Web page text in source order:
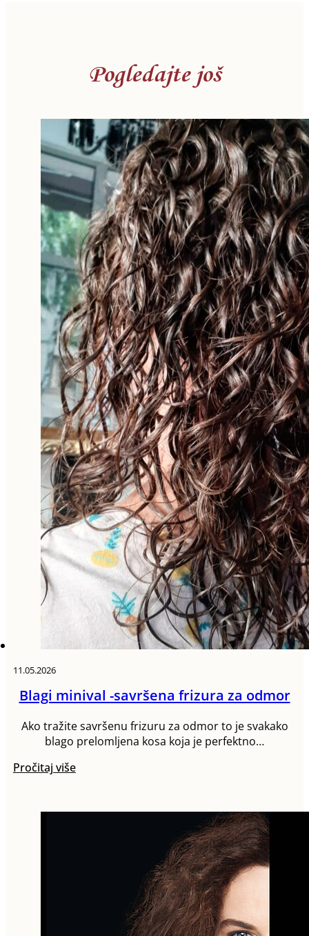
Pogledajte još
11.05.2026
Blagi minival -savršena frizura za odmor
Ako tražite savršenu frizuru za odmor to je svakako
blago prelomljena kosa koja je perfektno…
Pročitaj više